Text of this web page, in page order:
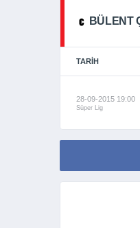
BÜLENT
TARIH
28-09-2015 19:00
Süper Lig